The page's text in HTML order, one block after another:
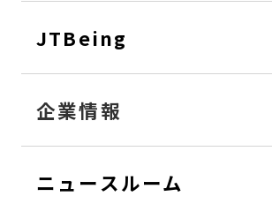
JTBeing
企業情報
ニュースルーム